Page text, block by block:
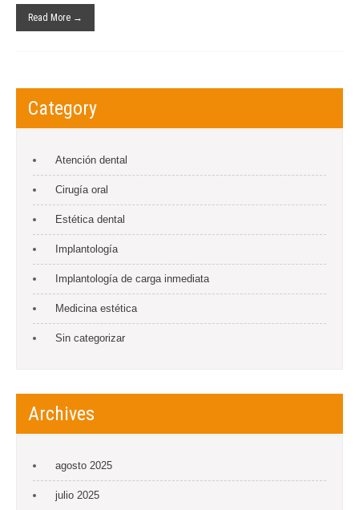
Read More →
Category
Atención dental
Cirugía oral
Estética dental
Implantología
Implantología de carga inmediata
Medicina estética
Sin categorizar
Archives
agosto 2025
julio 2025